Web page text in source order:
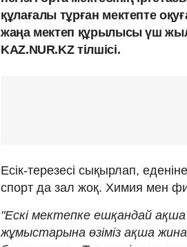
құлағалы тұрған мектепте
жаңа мектеп құрылысы үш
KAZ.NUR.KZ тілшісі.
Есік-терезесі сықырлап,
спорт да зал жоқ. Химия мен
"Ескі мектепке ешқандай ақша
жұмыстарына өзіміз ақша